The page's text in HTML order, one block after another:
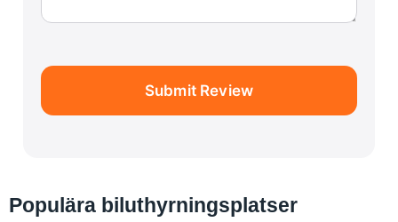
Submit Review
Populära biluthyrningsplatser